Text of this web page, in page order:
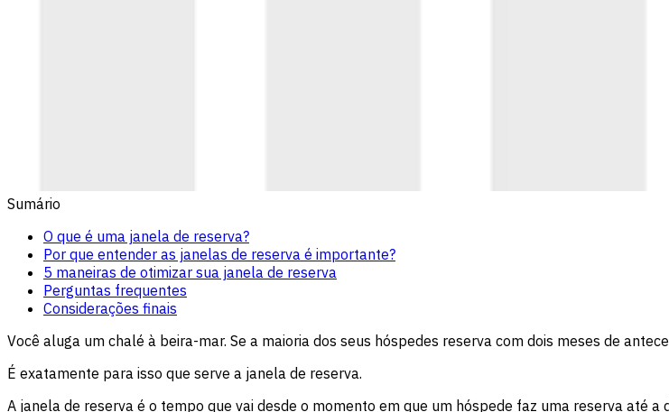
Sumário
O que é uma janela de reserva?
Por que entender as janelas de reserva é importante?
5 maneiras de otimizar sua janela de reserva
Perguntas frequentes
Considerações finais
Você aluga um chalé à beira-mar. Se a maioria dos seus hóspedes reserva com dois meses de
É exatamente para isso que serve a janela de reserva.
A janela de reserva é o tempo que vai desde o momento em que um hóspede faz uma reserva até